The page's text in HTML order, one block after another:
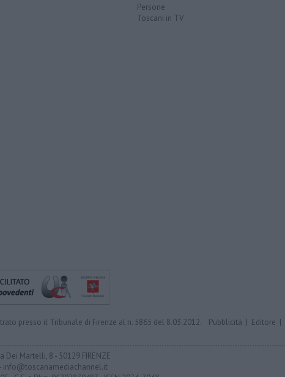
Persone
Toscani in TV
presso il Tribunale di Firenze al n. 5865 del 8.03.2012. Pubblicità | Editore |
Dei Martelli, 8 - 50129 FIRENZE
- info@toscanamediachannel.it